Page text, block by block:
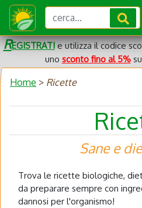
REGISTRATIe utilizza il codice
uno sconto fino al 5%
Home > Ricette
Sane e
Trova le ricette biologiche,
da preparare sempre con
dannosi per l'organismo!